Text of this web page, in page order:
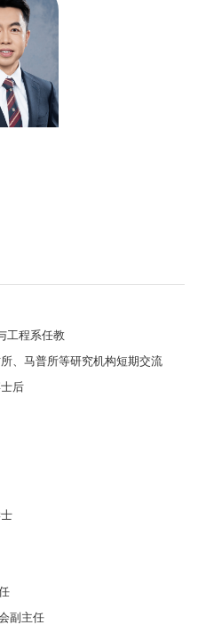
工程系任教
、马普所等研究机构短期交流
后
副主任